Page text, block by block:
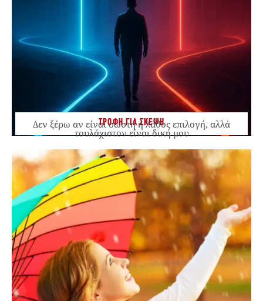
ΤΡΟΦΗ ΓΙΑ ΣΚΕΨΗ
Δεν ξέρω αν είναι σωστή ή λάθος επιλογή, αλλά
τουλάχιστον είναι δική μου